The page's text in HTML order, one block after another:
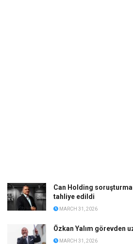
Can Holding
tahliye edildi
MARCH 31, 2026
Özkan Yalım görevden
MARCH 31, 2026